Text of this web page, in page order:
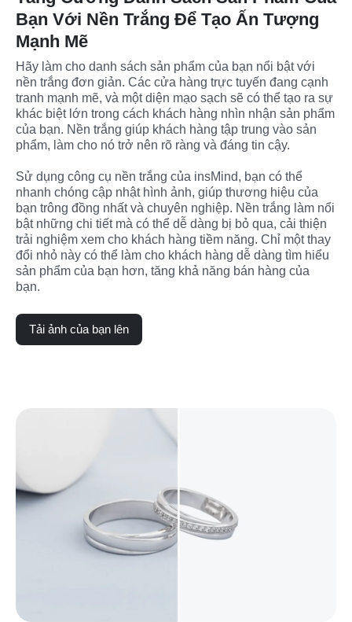
Bạn Với Nền Trắng Để Tạo Ấn Tượng
Mạnh Mẽ
Hãy làm cho danh sách sản phẩm của bạn nổi bật với
nền trắng đơn giản. Các cửa hàng trực tuyến đang cạnh
tranh mạnh mẽ, và một diện mạo sạch sẽ có thể tạo ra sự
khác biệt lớn trong cách khách hàng nhìn nhận sản phẩm
của bạn. Nền trắng giúp khách hàng tập trung vào sản
phẩm, làm cho nó trở nên rõ ràng và đáng tin cậy.
Sử dụng công cụ nền trắng của insMind, bạn có thể
nhanh chóng cập nhật hình ảnh, giúp thương hiệu của
bạn trông đồng nhất và chuyên nghiệp. Nền trắng làm nổi
bật những chi tiết mà có thể dễ dàng bị bỏ qua, cải thiện
trải nghiệm xem cho khách hàng tiềm năng. Chỉ một thay
đổi nhỏ này có thể làm cho khách hàng dễ dàng tìm hiểu
sản phẩm của bạn hơn, tăng khả năng bán hàng của
bạn.
Tải ảnh của bạn lên